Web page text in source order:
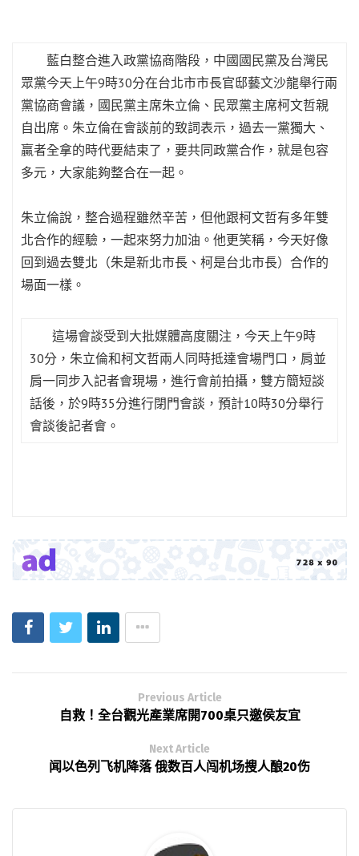
藍白整合進入政黨協商階段，中國國民黨及台灣民
眾黨今天上午9時30分在台北市市長官邸藝文沙龍舉行兩
黨協商會議，國民黨主席朱立倫、民眾黨主席柯文哲親
自出席。朱立倫在會談前的致詞表示，過去一黨獨大、
贏者全拿的時代要結束了，要共同政黨合作，就是包容
多元，大家能夠整合在一起。
朱立倫說，整合過程雖然辛苦，但他跟柯文哲有多年雙
北合作的經驗，一起來努力加油。他更笑稱，今天好像
回到過去雙北（朱是新北市長、柯是台北市長）合作的
場面一樣。
這場會談受到大批媒體高度關注，今天上午9時
30分，朱立倫和柯文哲兩人同時抵達會場門口，肩並
肩一同步入記者會現場，進行會前拍攝，雙方簡短談
話後，於9時35分進行閉門會談，預計10時30分舉行
會談後記者會。
Previous Article
自救！全台觀光產業席開700桌只邀侯友宜
Next Article
闻以色列飞机降落 俄数百人闯机场搜人酿20伤